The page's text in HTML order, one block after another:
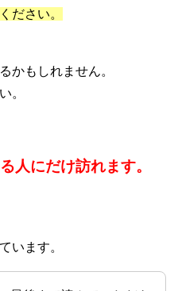
ださい。
かもしれません。
。
人にだけ訪れます。
います。